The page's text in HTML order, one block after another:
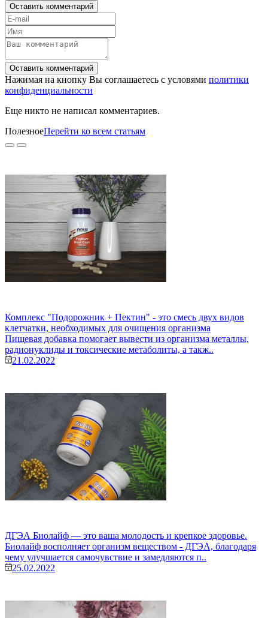
Оставить комментарий
Оставить комментарий
Нажимая на кнопку Вы соглашаетесь с условями политики
конфиденциальности
Еще никто не написал комментариев.
ПолезноеПерейти ко всем статьям
Комплекс "Подорожник + Пектин" - это смесь двух видов
клетчатки, необходимых для очищения организма
Пищевая добавка помогает вывести из организма металлы,
радионуклиды и токсические метаболиты, а такж..
21.02.2022
ДГЭА Биолайф — это ваша молодость и крепкое здоровье.
Биолайф восполняет организм веществом - ДГЭА, благодаря
чему улучшается самочувствие и замедляются п..
25.02.2022